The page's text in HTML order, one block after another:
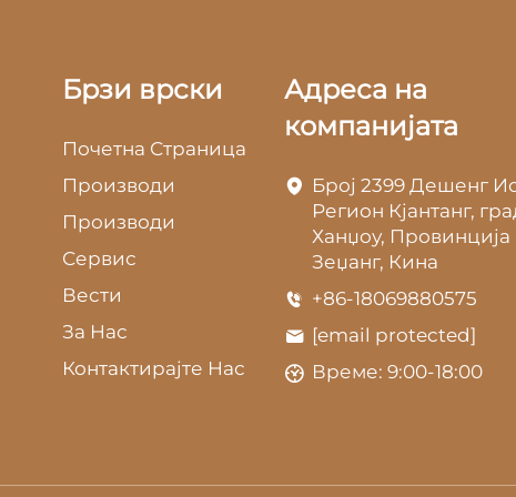
Брзи врски
Почетна Страница
Производи
Производи
Сервис
Вести
За Нас
Контактирајте Нас
Адреса на
компанијата
Број 2399 Дешенг
Регион Кјантанг,
Ханџоу, Провинција
Зеџанг, Кина
+86-18069880575
[email protected]
Време: 9:00-18:00